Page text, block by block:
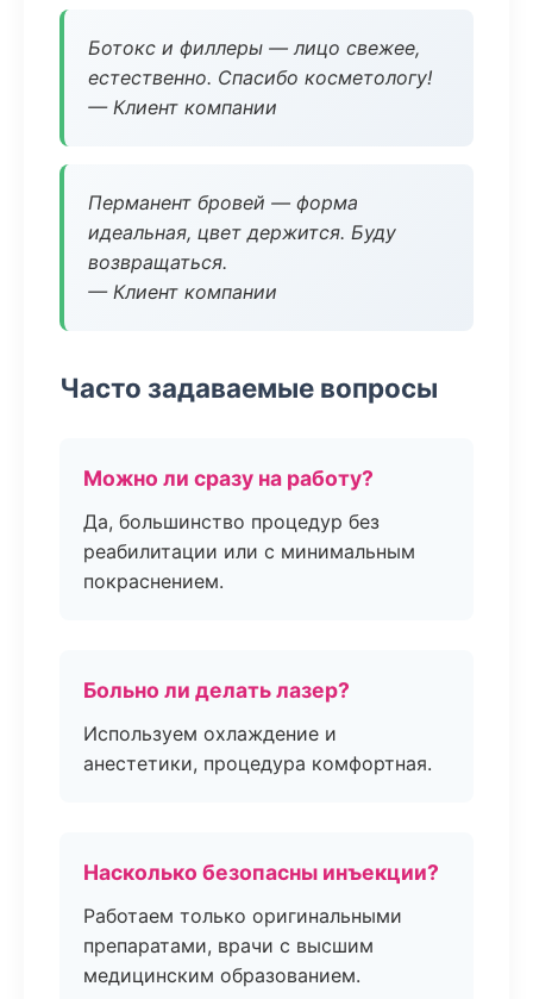
Ботокс и филлеры — лицо свежее,
естественно. Спасибо косметологу!
— Клиент компании
Перманент бровей — форма
идеальная, цвет держится. Буду
возвращаться.
— Клиент компании
Часто задаваемые вопросы
Можно ли сразу на работу?
Да, большинство процедур без
реабилитации или с минимальным
покраснением.
Больно ли делать лазер?
Используем охлаждение и
анестетики, процедура комфортная.
Насколько безопасны инъекции?
Работаем только оригинальными
препаратами, врачи с высшим
медицинским образованием.